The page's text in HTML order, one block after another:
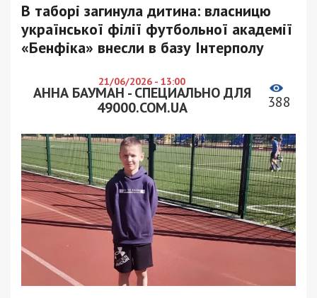
В таборі загинула дитина: власницю
української філії футбольної академії
«Бенфіка» внесли в базу Інтерполу
21/06/2026 - 13:00
АННА БАУМАН - СПЕЦИАЛЬНО ДЛЯ
49000.COM.UA
388